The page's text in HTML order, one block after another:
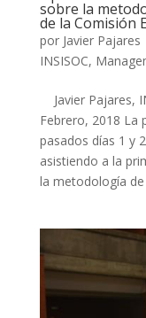
sobre la
de la Comisión
por Javier Pajares
INSISOC,
Javier Pajares,
Febrero, 2018 La
pasados días 1 y
asistiendo a la
la metodología